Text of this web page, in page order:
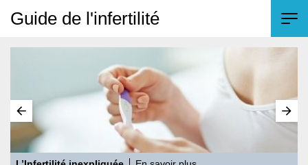
Guide de l'infertilité